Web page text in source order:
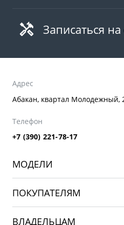
Записаться
Адрес
Абакан, квартал Молодежный,
Телефон
+7 (390) 221-78-17
МОДЕЛИ
EX5
ПОКУПАТЕЛЯМ
ВЛАДЕЛЬЦАМ